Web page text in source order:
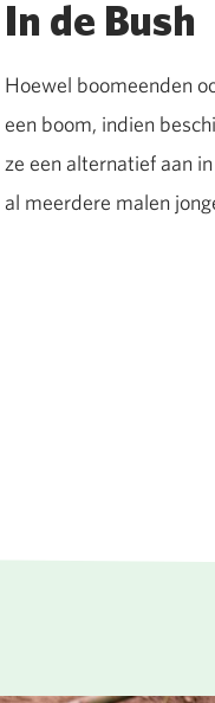
In de Bush
Hoewel boomeenden
een boom, indien
ze een alternatief aan
al meerdere malen